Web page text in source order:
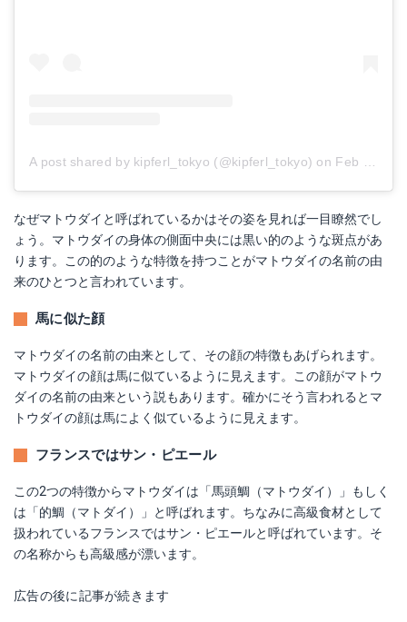
A post shared by kipferl_tokyo (@kipferl_tokyo) on Feb 23, 2018 at 7:35am PST
なぜマトウダイと呼ばれているかはその姿を見れば一目瞭然でし
ょう。マトウダイの身体の側面中央には黒い的のような斑点があ
ります。この的のような特徴を持つことがマトウダイの名前の由
来のひとつと言われています。
馬に似た顔
マトウダイの名前の由来として、その顔の特徴もあげられます。
マトウダイの顔は馬に似ているように見えます。この顔がマトウ
ダイの名前の由来という説もあります。確かにそう言われるとマ
トウダイの顔は馬によく似ているように見えます。
フランスではサン・ピエール
この2つの特徴からマトウダイは「馬頭鯛（マトウダイ）」もしく
は「的鯛（マトダイ）」と呼ばれます。ちなみに高級食材として
扱われているフランスではサン・ピエールと呼ばれています。そ
の名称からも高級感が漂います。
広告の後に記事が続きます